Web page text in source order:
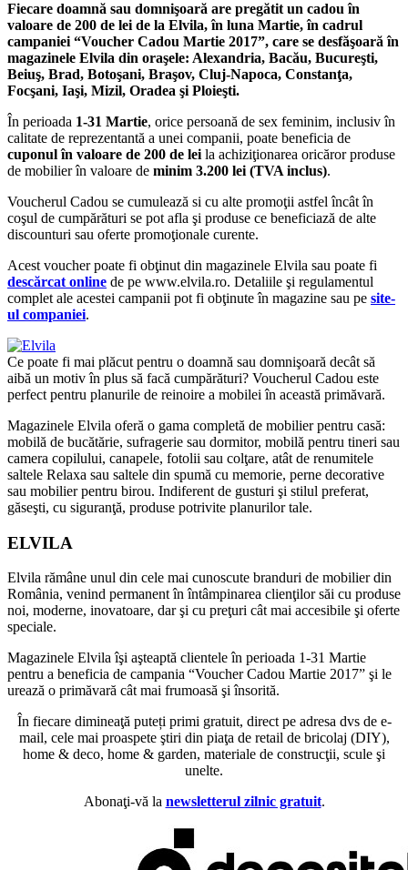
Fiecare doamnă sau domnişoară are pregătit un cadouîn
valoare de 200 de lei de la Elvila,în luna Martie, în cadrul
campaniei “Voucher Cadou Martie 2017”, care se desfăşoară în
magazinele Elvila din oraşele: Alexandria, Bacău, Bucureşti,
Beiuş, Brad, Botoşani, Braşov, Cluj-Napoca, Constanţa,
Focşani, Iaşi, Mizil, Oradea şi Ploieşti.
În perioada 1-31 Martie, orice persoană de sex feminim, inclusiv în
calitate de reprezentantă a unei companii, poate beneficia de
cuponulîn valoare de 200 de lei la achiziţionarea oricărorproduse
de mobilierîn valoare de minim 3.200 lei (TVA inclus).
Voucherul Cadou se cumulează si cu alte promoţii astfelîncât în
coşul de cumpărături se pot afla şi produse ce beneficiază de alte
discounturi sau oferte promoţionale curente.
Acest voucher poate fi obţinut din magazinele Elvila sau poate fi
descărcat online de pe www.elvila.ro. Detaliile şi regulamentul
complet ale acestei campanii pot fi obţinute în magazine sau pe site-
ul companiei.
Ce poate fi mai plăcut pentru o doamnă sau domnişoară decât să
aibă un motivîn plus să facă cumpărături? Voucherul Cadou este
perfect pentru planurile de reinoire a mobileiîn această primăvară.
Magazinele Elvila oferă o gama completă de mobilier pentru casă:
mobilă de bucătărie, sufragerie sau dormitor, mobilă pentru tineri sau
camera copilului, canapele, fotolii sau colţare, atât de renumitele
saltele Relaxa sau saltele din spumă cu memorie, perne decorative
sau mobilier pentru birou. Indiferent de gusturi şi stilul preferat,
găseşti, cu siguranţă, produse potrivite planurilor tale.
ELVILA
Elvila rămâne unul din cele mai cunoscute branduri de mobilierdin
România, venind permanentîn întâmpinarea clienţilor săi cu produse
noi, moderne, inovatoare, darşi cu preţuri câtmai accesibile şi oferte
speciale.
Magazinele Elvilaîşi aşteaptă clienteleîn perioada 1-31 Martie
pentru a beneficia de campania “Voucher Cadou Martie 2017” şi le
urează o primăvară cât mai frumoasă şi însorită.
În fiecare dimineaţă puteți primi gratuit, direct pe adresa dvs de e-
mail, cele mai proaspete ştiri din piaţa de retail de bricolaj (DIY),
home & deco, home & garden, materiale de construcţii, scule şi
unelte.
Abonaţi-vă la newsletterul zilnic gratuit.